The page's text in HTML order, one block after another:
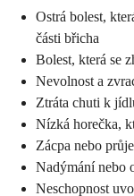
Ostrá bolest,
části břicha
Bolest, která se
Nevolnost a
Ztráta chuti k
Nízká horečka,
Zácpa nebo
Nadýmání nebo
Neschopnost